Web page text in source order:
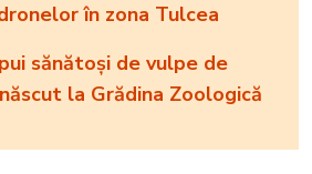
în zona Tulcea
sănătoși de vulpe de
la Grădina Zoologică